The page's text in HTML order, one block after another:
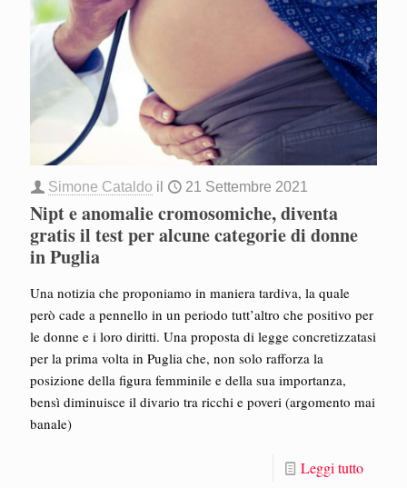
Simone Cataldo il 21 Settembre 2021
Nipt e anomalie cromosomiche, diventa
gratis il test per alcune categorie di donne
in Puglia
Una notizia che proponiamo in maniera tardiva, la quale
però cade a pennello in un periodo tutt’altro che positivo per
le donne e i loro diritti. Una proposta di legge concretizzatasi
per la prima volta in Puglia che, non solo rafforza la
posizione della figura femminile e della sua importanza,
bensì diminuisce il divario tra ricchi e poveri (argomento mai
banale)
Leggi tutto